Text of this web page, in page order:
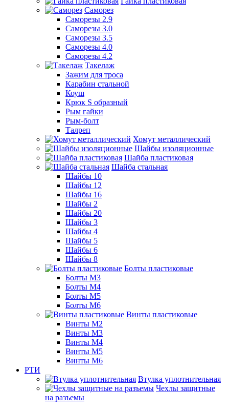
Саморез
Саморезы 2.9
Саморезы 3.0
Саморезы 3.5
Саморезы 4.0
Саморезы 4.2
Такелаж
Зажим для троса
Карабин стальной
Коуш
Крюк S образный
Рым гайки
Рым-болт
Талреп
Хомут металлический
Шайбы изоляционные
Шайба пластиковая
Шайба стальная
Шайбы 10
Шайбы 12
Шайбы 16
Шайбы 2
Шайбы 20
Шайбы 3
Шайбы 4
Шайбы 5
Шайбы 6
Шайбы 8
Болты пластиковые
Болты М3
Болты М4
Болты М5
Болты М6
Винты пластиковые
Винты М2
Винты М3
Винты М4
Винты М5
Винты М6
РТИ
Втулка уплотнительная
Чехлы защитные
на разъемы